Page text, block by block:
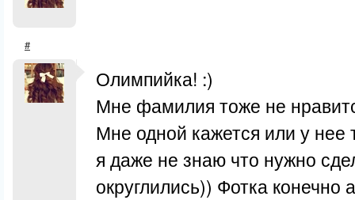
#
Олимпийка! :)
Мне фамилия тоже не
Мне одной кажется или у нее
я даже не знаю что нужно
округлились)) Фотка конечно